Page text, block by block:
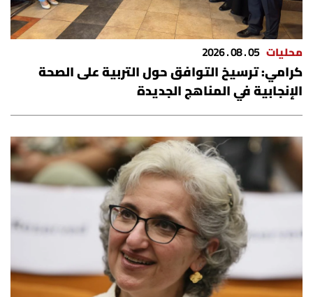
محليات 05 . 08 . 2026
كرامي: ترسيخ التوافق حول التربية على الصحة
الإنجابية في المناهج الجديدة